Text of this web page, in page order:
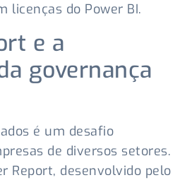
licenças do Power BI.
e a
governança
é um desafio
de diversos setores.
Report, desenvolvido pelo